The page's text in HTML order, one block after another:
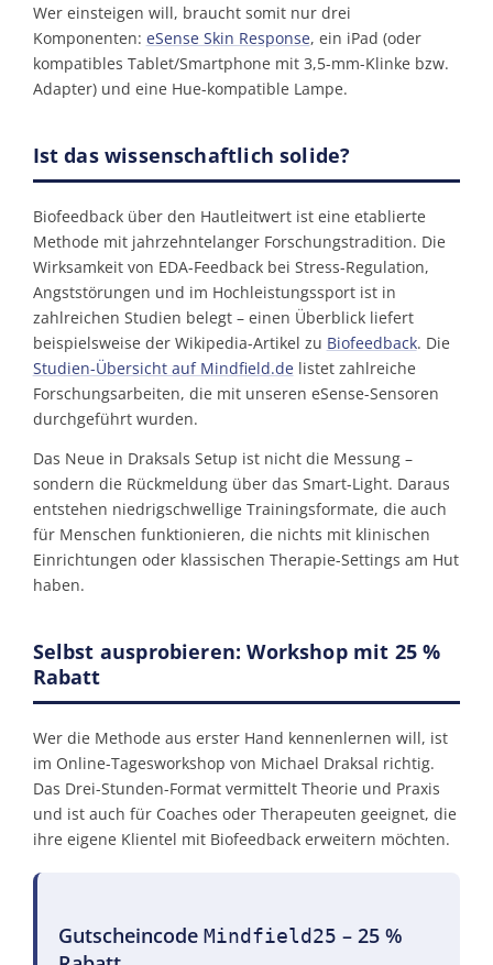
Wer einsteigen will, braucht somit nur drei
Komponenten: eSense Skin Response, ein iPad (oder
kompatibles Tablet/Smartphone mit 3,5-mm-Klinke bzw.
Adapter) und eine Hue-kompatible Lampe.
Ist das wissenschaftlich solide?
Biofeedback über den Hautleitwert ist eine etablierte
Methode mit jahrzehnte­langer Forschungs­tradition. Die
Wirksamkeit von EDA-Feedback bei Stress-Regulation,
Angststörungen und im Hochleistungs­sport ist in
zahlreichen Studien belegt – einen Überblick liefert
beispielsweise der Wikipedia-Artikel zu Biofeedback. Die
Studien-Übersicht auf Mindfield.delistet zahlreiche
Forschungs­arbeiten, die mit unseren eSense-Sensoren
durchgeführt wurden.
Das Neue in Draksals Setup ist nicht die Messung –
sondern die Rückmeldung über das Smart-Light. Daraus
entstehen niedrigschwellige Trainings­formate, die auch
für Menschen funktionieren, die nichts mit klinischen
Einrichtungen oder klassischen Therapie-Settings am Hut
haben.
Selbst ausprobieren: Workshop mit 25 %
Rabatt
Wer die Methode aus erster Hand kennenlernen will, ist
im Online-Tagesworkshop von Michael Draksal richtig.
Das Drei-Stunden-Format vermittelt Theorie und Praxis
und ist auch für Coaches oder Therapeuten geeignet, die
ihre eigene Klientel mit Biofeedback erweitern möchten.
Gutscheincode Mindfield25 – 25 %